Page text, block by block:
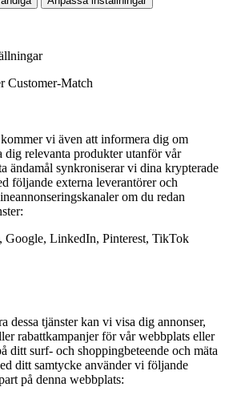
Customer-Match
vi även att informera dig om
dig relevanta produkter utanför vår
ändamål synkroniserar vi dina krypterade
följande externa leverantörer och
om du redan
Google, LinkedIn, Pinterest, TikTok
dessa tjänster kan vi visa dig annonser,
rabattkampanjer för vår webbplats eller
ditt surf- och shoppingbeteende och mäta
ditt samtycke använder vi följande
på denna webbplats: